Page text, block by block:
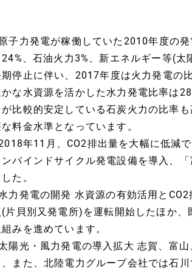
子力発電が稼働していた2010年度の
、石油火力3%、新エネルギー等(
停止に伴い、2017年度は火力発電の
な水資源を活かした水力発電比率は
比較的安定している石炭火力の比率
料金水準となっています。
年11月、CO2排出量を大幅に低減
バインドサイクル発電設備を導入、
た。
力発電の開発 水資源の有効活用と
片貝別又発電所)を運転開始したほか
みを進めています。
陽光・風力発電の導入拡大 志賀、富
また、北陸電力グループ会社では石